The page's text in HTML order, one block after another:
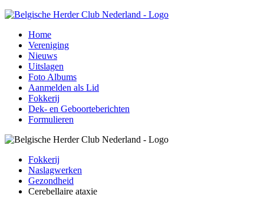
Home
Vereniging
Nieuws
Uitslagen
Foto Albums
Aanmelden als Lid
Fokkerij
Dek- en Geboorteberichten
Formulieren
Fokkerij
Naslagwerken
Gezondheid
Cerebellaire ataxie